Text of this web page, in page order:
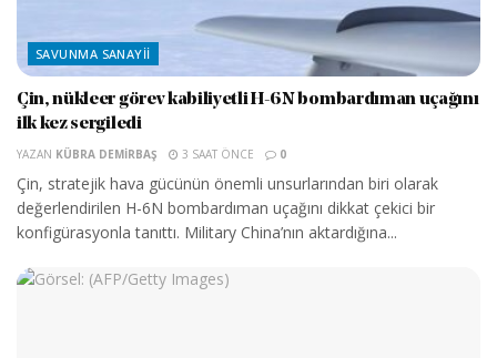
SAVUNMA SANAYII
Çin, nükleer görev kabiliyetli H-6N bombardıman uçağını
ilk kez sergiledi
YAZAN KÜBRA DEMIRBAŞ 3 SAAT ÖNCE 0
Çin, stratejik hava gücünün önemli unsurlarından biri olarak
değerlendirilen H-6N bombardıman uçağını dikkat çekici bir
konfigürasyonla tanıttı. Military China’nın aktardığına...